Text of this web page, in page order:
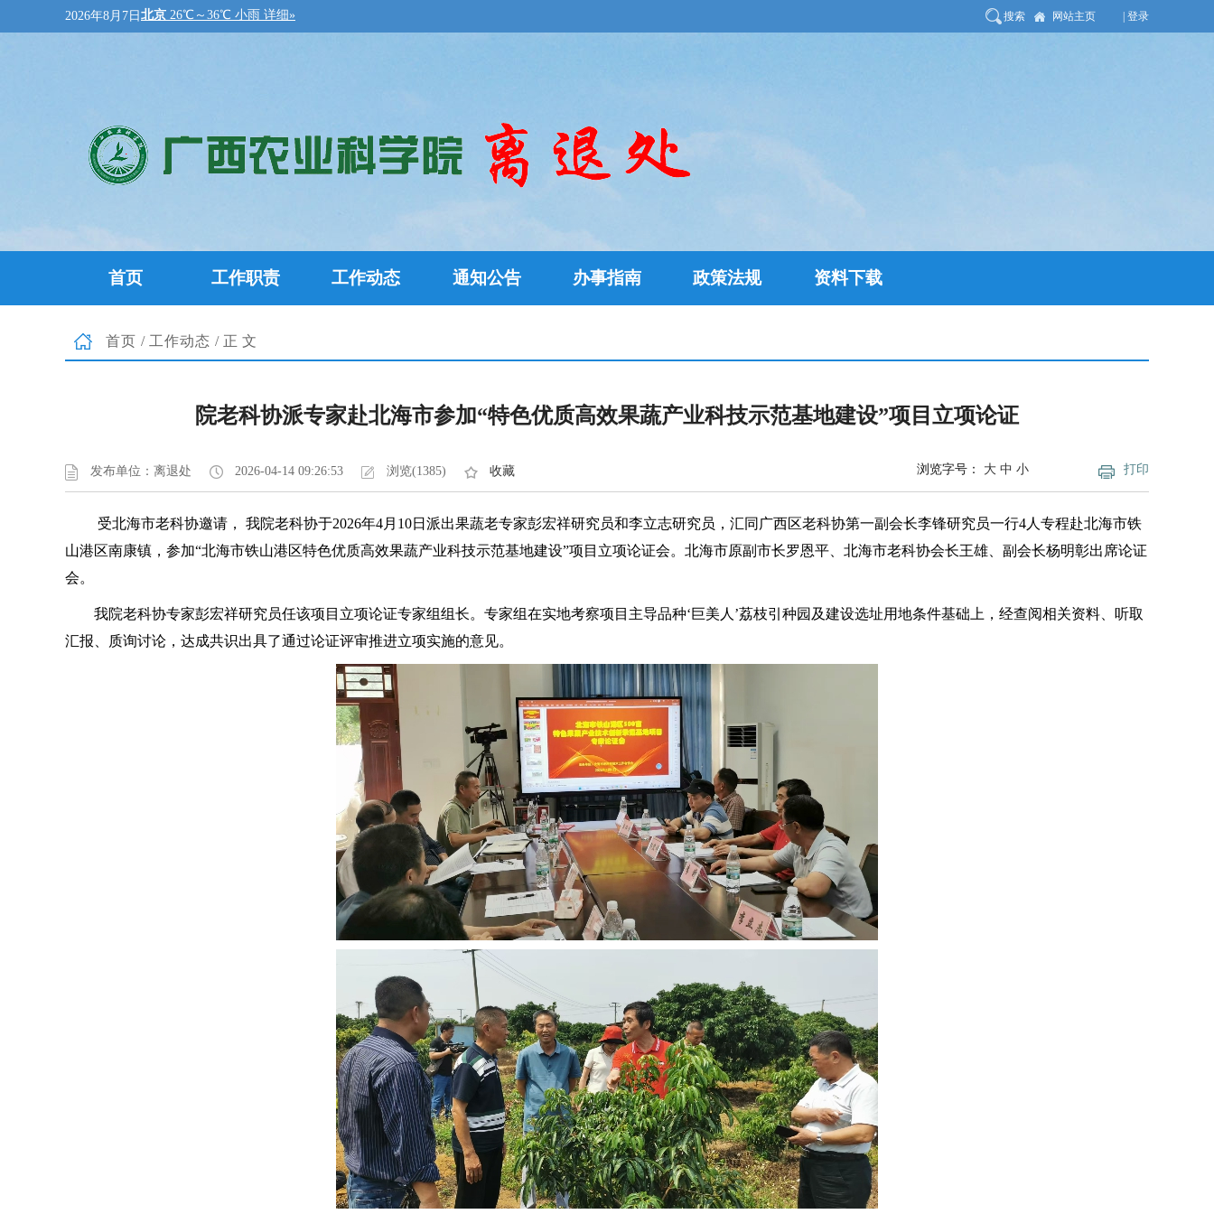
2026年8月7日 搜索 网站主页 | 登录
首页 工作职责 工作动态 通知公告 办事指南 政策法规 资料下载
首页 / 工作动态 /正文
院老科协派专家赴北海市参加“特色优质高效果蔬产业科技示范基地建设”项目立项论证
发布单位：离退处 2026-04-14 09:26:53 浏览(1385) 收藏 打印
浏览字号： 大 中 小
受北海市老科协邀请， 我院老科协于2026年4月10日派出果蔬老专家彭宏祥研究员和李立志研究员，汇同广西区老科协第一副会长李锋研究员一行4人专程赴北海市铁
山港区南康镇，参加“北海市铁山港区特色优质高效果蔬产业科技示范基地建设”项目立项论证会。北海市原副市长罗恩平、北海市老科协会长王雄、副会长杨明彰出席论证
会。
我院老科协专家彭宏祥研究员任该项目立项论证专家组组长。专家组在实地考察项目主导品种‘巨美人’荔枝引种园及建设选址用地条件基础上，经查阅相关资料、听取
汇报、质询讨论，达成共识出具了通过论证评审推进立项实施的意见。